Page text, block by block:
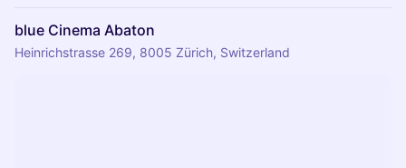
blue Cinema Abaton
Heinrichstrasse 269, 8005 Zürich, Switzerland